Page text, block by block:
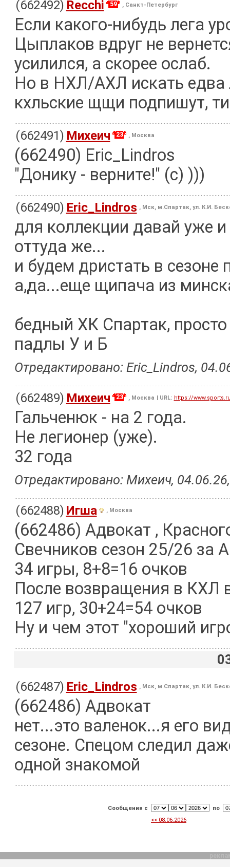
(662492) Recchi 59 , Санкт-Петербург
Если какого-нибудь лега
Цыплаков вдруг не
усилился, а скорее ослаб.
Но в НХЛ/АХЛ искать едва
кхльские щщи подпишут,
(662491) Михеич 23 , Москва
(662490) Eric_Lindros
"Донику - верните!" (с) )))
(662490) Eric_Lindros , Мск, м.Спартак, ул. К.И.
для коллекции давай уже
оттуда же...
и будем дристать в
а,да...еще щипача из
бедный ХК Спартак,
падлы У и Б
Отредактировано: Eric_Lindros,
(662489) Михеич 23 , Москва | URL: https://
Гальченюк - на 2 года.
Не легионер (уже).
32 года
Отредактировано: Михеич,
(662488) Игша , Москва
(662486) Адвокат ,
Свечников сезон 25/26 за
34 игры, 8+8=16 очков
После возвращения в КХЛ
127 игр, 30+24=54 очков
Ну и чем этот "хороший
(662487) Eric_Lindros , Мск, м.Спартак, ул. К.И.
(662486) Адвокат
нет...это валенок...я его
сезоне. Спецом следил
одной знакомой
Сообщения с
по
<< 08.06.2026